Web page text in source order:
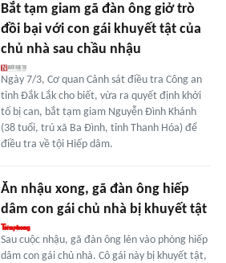
Bắt tạm giam gã đàn ông giở trò
đồi bại với con gái khuyết tật của
chủ nhà sau chầu nhậu
Ngày 7/3, Cơ quan Cảnh sát điều tra Công an
tỉnh Đắk Lắk cho biết, vừa ra quyết định khởi
tố bị can, bắt tạm giam Nguyễn Đình Khánh
(38 tuổi, trú xã Ba Đình, tỉnh Thanh Hóa) để
điều tra về tội Hiếp dâm.
Ăn nhậu xong, gã đàn ông hiếp
dâm con gái chủ nhà bị khuyết tật
Sau cuộc nhậu, gã đàn ông lẻn vào phòng hiếp
dâm con gái chủ nhà. Cô gái này bị khuyết tật,